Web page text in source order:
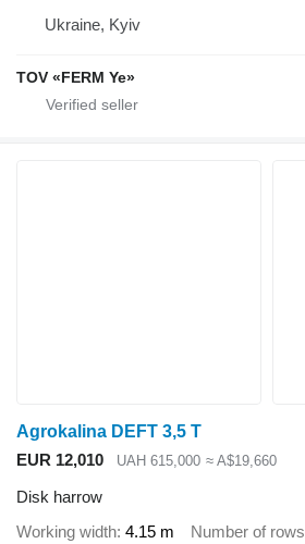
Ukraine, Kyiv
TOV «FERM Ye»
Agrokalina DEFT 3,5 T
EUR 12,010
UAH 615,000 ≈ A$19,660
Disk harrow
Working width 4.15 m Number of rows